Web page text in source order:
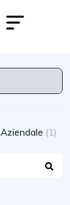
Aziendale (1)